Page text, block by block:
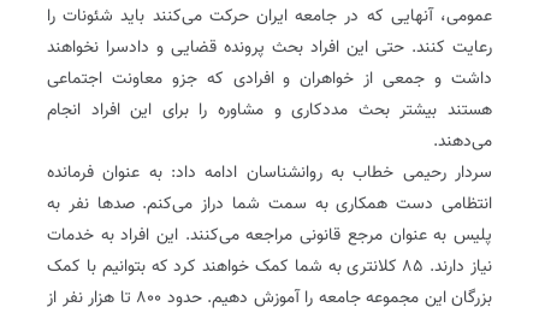
عمومی، آنهایی که در جامعه ایران حرکت می‌کنند باید شئونات را
رعایت کنند. حتی این افراد بحث پرونده قضایی و دادسرا نخواهند
داشت و جمعی از خواهران و افرادی که جزو معاونت اجتماعی
هستند بیشتر بحث مددکاری و مشاوره را برای این افراد انجام
می‌دهند.
سردار رحیمی خطاب به روانشناسان ادامه داد: به عنوان فرمانده
انتظامی دست همکاری به سمت شما دراز می‌کنم. صدها نفر به
پلیس به عنوان مرجع قانونی مراجعه می‌کنند. این افراد به خدمات
نیاز دارند. ۸۵ کلانتری به شما کمک خواهند کرد که بتوانیم با کمک
بزرگان این مجموعه جامعه را آموزش دهیم. حدود ۸۰۰ تا هزار نفر از